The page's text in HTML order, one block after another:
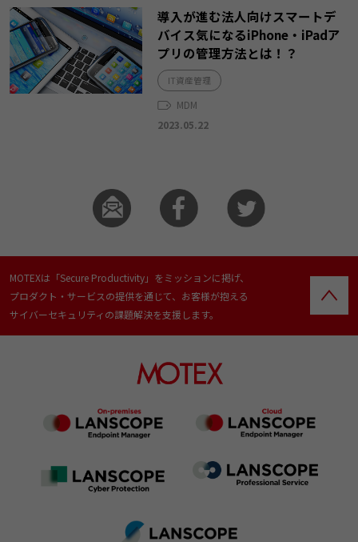
導入が進む法人向けスマートデ
バイス気になるiPhone・iPadア
プリの管理方法とは！？
IT資産管理
MDM
2023.05.22
MOTEXは「Secure Productivity」をミッションに掲げ、
プロダクト・サービスの提供を通じて、お客様が抱える
サイバーセキュリティの課題解決を支援します。